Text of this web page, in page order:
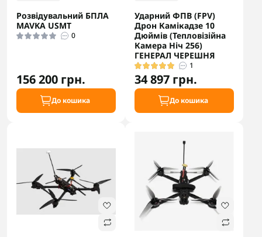
Розвідувальний БПЛА
MAVKA USMT
0
156 200 грн.
До кошика
Ударний ФПВ (FPV)
Дрон Камікадзе 10
Дюймів (Тепловізійна
Камера Ніч 256)
ГЕНЕРАЛ ЧЕРЕШНЯ
1
34 897 грн.
До кошика